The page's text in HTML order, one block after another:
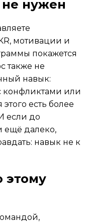
не нужен
мотивации и
покажется
также не
навык:
конфликтами или
есть более
если до
ещё далеко,
навык не к
этому